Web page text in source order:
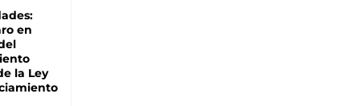
en
la Ley